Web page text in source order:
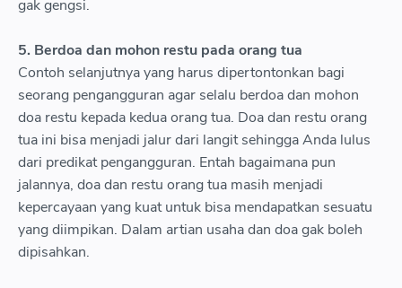
gak gengsi.
5. Berdoa dan mohon restu pada orang tua
Contoh selanjutnya yang harus dipertontonkan bagi
seorang pengangguran agar selalu berdoa dan mohon
doa restu kepada kedua orang tua. Doa dan restu orang
tua ini bisa menjadi jalur dari langit sehingga Anda lulus
dari predikat pengangguran. Entah bagaimana pun
jalannya, doa dan restu orang tua masih menjadi
kepercayaan yang kuat untuk bisa mendapatkan sesuatu
yang diimpikan. Dalam artian usaha dan doa gak boleh
dipisahkan.